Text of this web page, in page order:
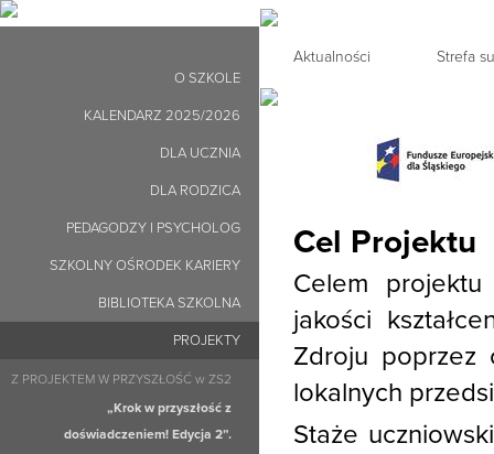
O SZKOLE
KALENDARZ 2025/2026
DLA UCZNIA
DLA RODZICA
PEDAGODZY I PSYCHOLOG
SZKOLNY OŚRODEK KARIERY
BIBLIOTEKA SZKOLNA
PROJEKTY
Z PROJEKTEM W PRZYSZŁOŚĆ w ZS2
„Krok w przyszłość z
doświadczeniem! Edycja 2”.
Aktualności Strefa
Cel Projektu
Celem
jakości
Zdroju poprzez
lokalnych
Staże